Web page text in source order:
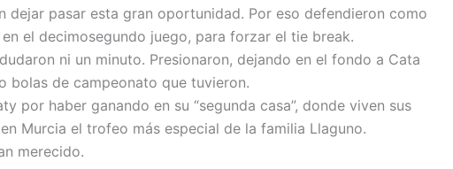
dejar pasar esta gran oportunidad. Por eso defendieron como
el decimosegundo juego, para forzar el tie break.
ni un minuto. Presionaron, dejando en el fondo a Cata
bolas de campeonato que tuvieron.
por haber ganando en su “segunda casa”, donde viven sus
Murcia el trofeo más especial de la familia Llaguno.
merecido.